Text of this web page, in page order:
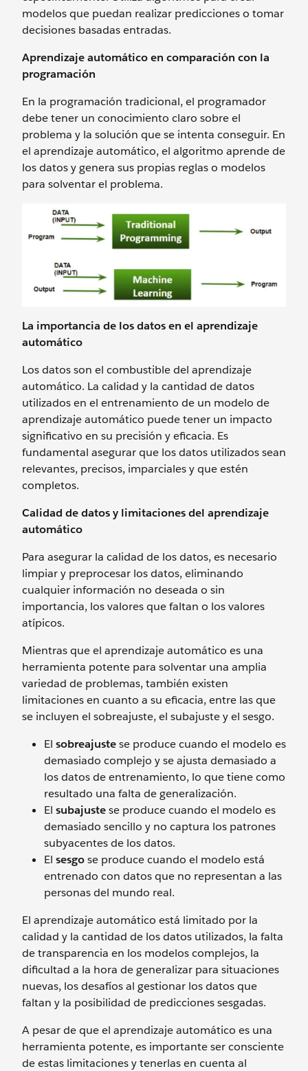
modelos que puedan realizar predicciones o tomar
decisiones basadas entradas.
Aprendizaje automático en comparación con la
programación
En la programación tradicional, el programador
debe tener un conocimiento claro sobre el
problema y la solución que se intenta conseguir. En
el aprendizaje automático, el algoritmo aprende de
los datos y genera sus propias reglas o modelos
para solventar el problema.
La importancia de los datos en el aprendizaje
automático
Los datos son el combustible del aprendizaje
automático. La calidad y la cantidad de datos
utilizados en el entrenamiento de un modelo de
aprendizaje automático puede tener un impacto
significativo en su precisión y eficacia. Es
fundamental asegurar que los datos utilizados sean
relevantes, precisos, imparciales y que estén
completos.
Calidad de datos y limitaciones del aprendizaje
automático
Para asegurar la calidad de los datos, es necesario
limpiar y preprocesar los datos, eliminando
cualquier información no deseada o sin
importancia, los valores que faltan o los valores
atípicos.
Mientras que el aprendizaje automático es una
herramienta potente para solventar una amplia
variedad de problemas, también existen
limitaciones en cuanto a su eficacia, entre las que
se incluyen el sobreajuste, el subajuste y el sesgo.
El sobreajustese produce cuando el modelo es
demasiado complejo y se ajusta demasiado a
los datos de entrenamiento, lo que tiene como
resultado una falta de generalización.
El subajustese produce cuando el modelo es
demasiado sencillo y no captura los patrones
subyacentes de los datos.
El sesgose produce cuando el modelo está
entrenado con datos que no representan a las
personas del mundo real.
El aprendizaje automático está limitado por la
calidad y la cantidad de los datos utilizados, la falta
de transparencia en los modelos complejos, la
dificultad a la hora de generalizar para situaciones
nuevas, los desafíos al gestionar los datos que
faltan y la posibilidad de predicciones sesgadas.
A pesar de que el aprendizaje automático es una
herramienta potente, es importante ser consciente
de estas limitaciones y tenerlas en cuenta al